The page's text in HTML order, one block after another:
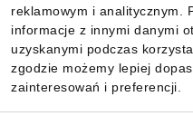
reklamowym i analitycznym.
informacje z innymi danymi
uzyskanymi podczas
zgodzie możemy lepiej
zainteresowań i preferencji.
Pobierz